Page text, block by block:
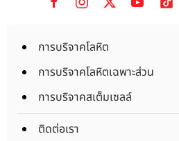
การบริจาคโลหิต
การบริจาคโลหิตเฉพาะส่วน
การบริจาคสเต็มเซลล์
ติดต่อเรา